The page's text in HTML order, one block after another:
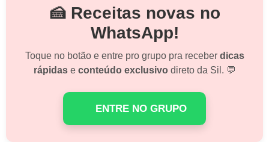
🍰 Receitas novas no
WhatsApp!
Toque no botão e entre pro grupo pra receber dicas
rápidase conteúdo exclusivodireto da Sil. 💬
ENTRE NO GRUPO